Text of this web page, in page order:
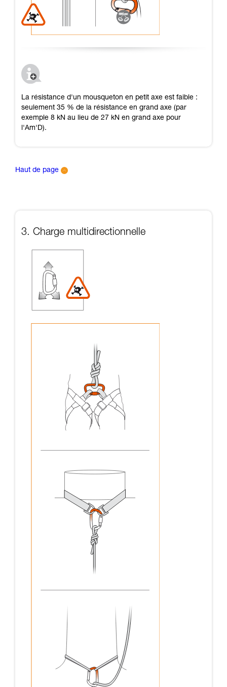
La résistance d'un mousqueton en petit axe est faible :
seulement 35 % de la résistance en grand axe (par
exemple 8 kN au lieu de 27 kN en grand axe pour
l'Am'D).
Haut de page
3. Charge multidirectionnelle